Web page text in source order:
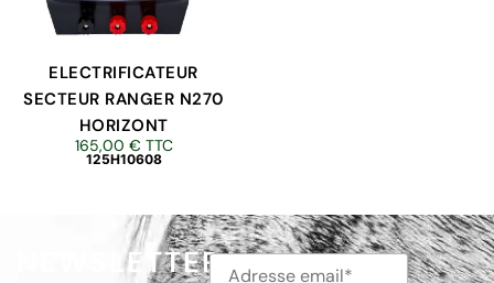
ELECTRIFICATEUR
SECTEUR RANGER N270
HORIZONT
165,00 € TTC
125H10608
NEWSLETTER